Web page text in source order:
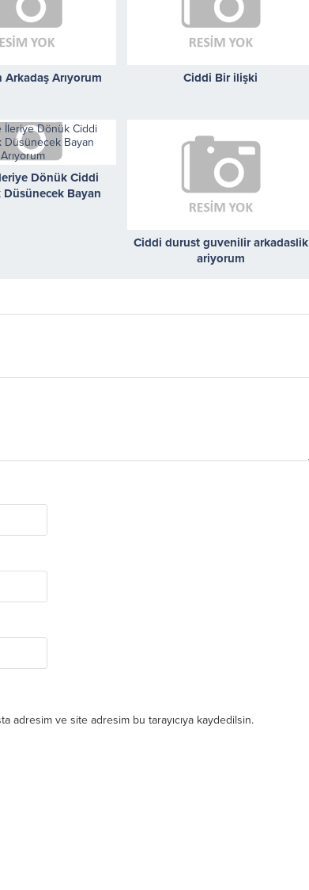
Arkadaş Arıyorum Ciddi Bir ilişki
Dönük Ciddi
Düsünecek Bayan
Ciddi durust guvenilir arkadaslik
ariyorum
adresim ve site adresim bu tarayıcıya kaydedilsin.